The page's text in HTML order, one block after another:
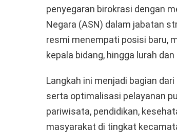
penyegaran birokrasi dengan
Negara (ASN) dalam jabatan
resmi menempati posisi baru,
kepala bidang, hingga lurah
Langkah ini menjadi bagian
serta optimalisasi pelayanan
pariwisata, pendidikan,
masyarakat di tingkat